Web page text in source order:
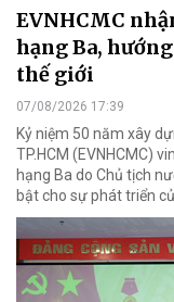
EVNHCMC
hạng Ba,
thế giới
07/08/2026 17:39
Kỷ niệm 50 năm xây
TP.HCM (EVNHCMC)
hạng Ba do Chủ tịch
bật cho sự phát triển